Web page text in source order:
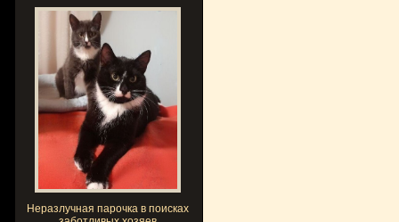
Неразлучная парочка в поисках